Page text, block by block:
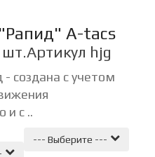
A-tacs
Артикул hjg
создана с учетом
и с ..
--- Выберите ---